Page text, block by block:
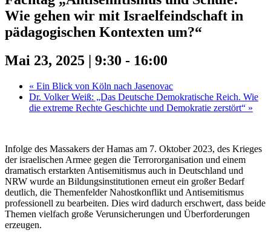
Wie gehen wir mit Israelfeindschaft in
pädagogischen Kontexten um?“
Mai 23, 2025 | 9:30 - 16:00
« Ein Blick von Köln nach Jasenovac
Dr. Volker Weiß: „Das Deutsche Demokratische Reich. Wie
die extreme Rechte Geschichte und Demokratie zerstört“ »
Infolge des Massakers der Hamas am 7. Oktober 2023, des Krieges
der israelischen Armee gegen die Terrororganisation und einem
dramatisch erstarkten Antisemitismus auch in Deutschland und
NRW wurde an Bildungsinstitutionen erneut ein großer Bedarf
deutlich, die Themenfelder Nahostkonflikt und Antisemitismus
professionell zu bearbeiten. Dies wird dadurch erschwert, dass beide
Themen vielfach große Verunsicherungen und Überforderungen
erzeugen.